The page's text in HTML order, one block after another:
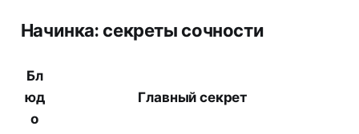
Начинка: секреты сочности
Бл
юд
о
Главный секрет